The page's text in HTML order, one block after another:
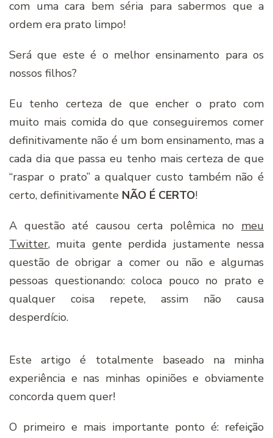
com uma cara bem séria para sabermos que a
ordem era prato limpo!
Será que este é o melhor ensinamento para os
nossos filhos?
Eu tenho certeza de que encher o prato com
muito mais comida do que conseguiremos comer
definitivamente não é um bom ensinamento, mas a
cada dia que passa eu tenho mais certeza de que
“raspar o prato” a qualquer custo também não é
certo, definitivamente NÃO É CERTO!
A questão até causou certa polêmica no meu
Twitter, muita gente perdida justamente nessa
questão de obrigar a comer ou não e algumas
pessoas questionando: coloca pouco no prato e
qualquer coisa repete, assim não causa
desperdício.
Este artigo é totalmente baseado na minha
experiência e nas minhas opiniões e obviamente
concorda quem quer!
O primeiro e mais importante ponto é: refeição